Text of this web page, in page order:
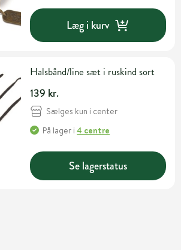
Læg i kurv
Halsbånd/line sæt i ruskind sort
139 kr.
Sælges kun i center
På lager i4 centre
Se lagerstatus